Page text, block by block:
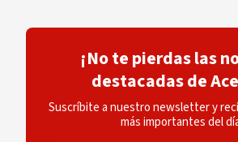
¡No te pierdas las
destacadas de
Suscríbite a nuestro newsletter y
más importantes del